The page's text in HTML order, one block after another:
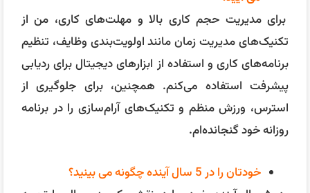
در اجرای بهترین شیوه‌های مالی است. هدف من این است
که به توسعه و پیاده‌سازی استراتژی‌های مالی نوآورانه‌ای که
به رشد و موفقیت سازمان کمک می‌کنند، ادامه دهم.
بیشتر بخوانید:نرم افزار حسابداری آنلاین
زیر نیز توجه کنید: